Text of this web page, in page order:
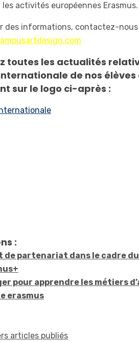
activités européennes Erasmus.
des informations, contactez-
toutes les actualités
de nos
sur le logo ci-après :
:
de partenariat dans le cadre
pour apprendre les métiers
erasmus
articles publiés